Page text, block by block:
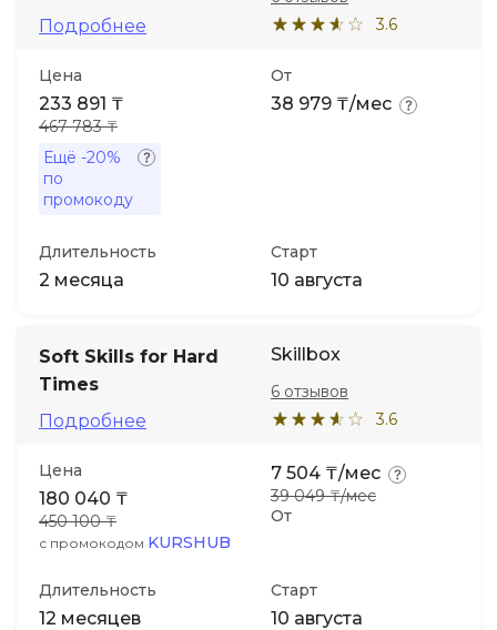
Подробнее
3.6
Цена
233 891 ₸
467 783 ₸
Ещё -20%
по
промокоду
От
38 979 ₸/мес
Длительность
2 месяца
Старт
10 августа
Soft Skills for Hard
Times
Подробнее
Skillbox
3.6
6 отзывов
Цена
180 040 ₸
450 100 ₸
с промокодом KURSHUB
От
7 504 ₸/мес
39 049 ₸/мес
Длительность
12 месяцев
Старт
10 августа